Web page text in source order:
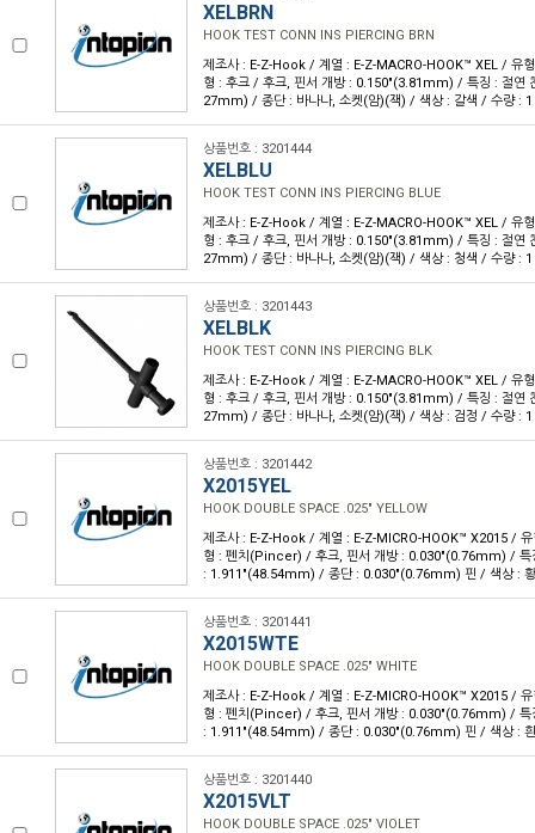
XELBRN
HOOK TEST CONN INS PIERCING BRN
제조사 : E-Z-Hook / 계열 : E-Z-MACRO-HOOK™ XEL / 유
형 : 후크 / 후크, 핀서 개방 : 0.150"(3.81mm) / 특징 : 절연
27mm) / 종단 : 바나나, 소켓(암)(잭) / 색상 : 갈색 / 수량 : 1
상품번호 : 3201444
XELBLU
HOOK TEST CONN INS PIERCING BLUE
제조사 : E-Z-Hook / 계열 : E-Z-MACRO-HOOK™ XEL / 유
형 : 후크 / 후크, 핀서 개방 : 0.150"(3.81mm) / 특징 : 절연
27mm) / 종단 : 바나나, 소켓(암)(잭) / 색상 : 청색 / 수량 : 1
상품번호 : 3201443
XELBLK
HOOK TEST CONN INS PIERCING BLK
제조사 : E-Z-Hook / 계열 : E-Z-MACRO-HOOK™ XEL / 유
형 : 후크 / 후크, 핀서 개방 : 0.150"(3.81mm) / 특징 : 절연
27mm) / 종단 : 바나나, 소켓(암)(잭) / 색상 : 검정 / 수량 : 1
상품번호 : 3201442
X2015YEL
HOOK DOUBLE SPACE .025" YELLOW
제조사 : E-Z-Hook / 계열 : E-Z-MICRO-HOOK™ X2015 /
형 : 펜치(Pincer) / 후크, 핀서 개방 : 0.030"(0.76mm) / 특
: 1.911"(48.54mm) / 종단 : 0.030"(0.76mm) 핀 / 색상 :
상품번호 : 3201441
X2015WTE
HOOK DOUBLE SPACE .025" WHITE
제조사 : E-Z-Hook / 계열 : E-Z-MICRO-HOOK™ X2015 /
형 : 펜치(Pincer) / 후크, 핀서 개방 : 0.030"(0.76mm) / 특
: 1.911"(48.54mm) / 종단 : 0.030"(0.76mm) 핀 / 색상 :
상품번호 : 3201440
X2015VLT
HOOK DOUBLE SPACE .025" VIOLET